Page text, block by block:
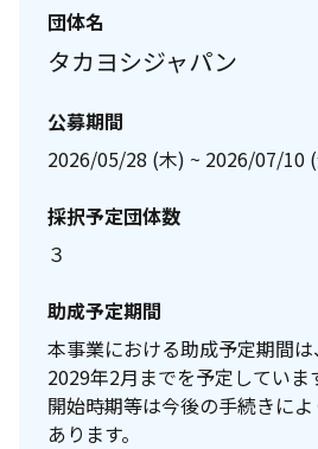
団体名
タカヨシジャパン
公募期間
2026/05/28 (木) ~ 2026/07/10
採択予定団体数
３
助成予定期間
本事業における助成予定期間
2029年2月までを予定していま
開始時期等は今後の手続きに
あります。